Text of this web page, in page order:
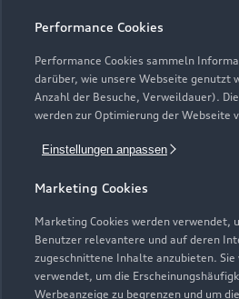
Performance Cookies
Performance Cookies sammeln
darüber, wie unsere Webseite genutzt
Anzahl der Besuche, Verweildauer).
werden zur Optimierung der Webseite
Einstellungen anpassen
Marketing Cookies
Marketing Cookies werden verwendet,
Benutzer relevantere und auf deren
zugeschnittene Inhalte anzubieten. Sie
verwendet, um die
Werbeanzeige zu begrenzen und um
Universal-
Für einen glänzenden